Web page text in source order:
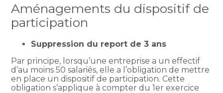
Aménagements du dispositif de
participation
Suppression du report de 3 ans
Par principe, lorsqu’une entreprise a un effectif
d’au moins 50 salariés, elle a l’obligation de mettre
en place un dispositif de participation. Cette
obligation s’applique à compter du 1er exercice